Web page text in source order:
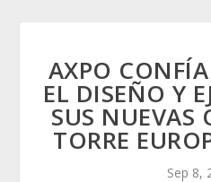
AXPO
EL DISEÑO Y
SUS NUEVAS
TORRE
Sep 8,